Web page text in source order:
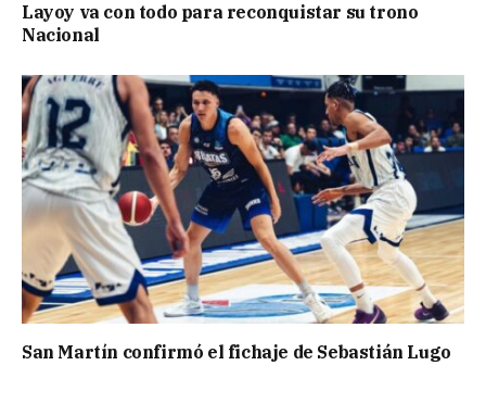
Layoy va con todo para reconquistar su trono
Nacional
San Martín confirmó el fichaje de Sebastián Lugo